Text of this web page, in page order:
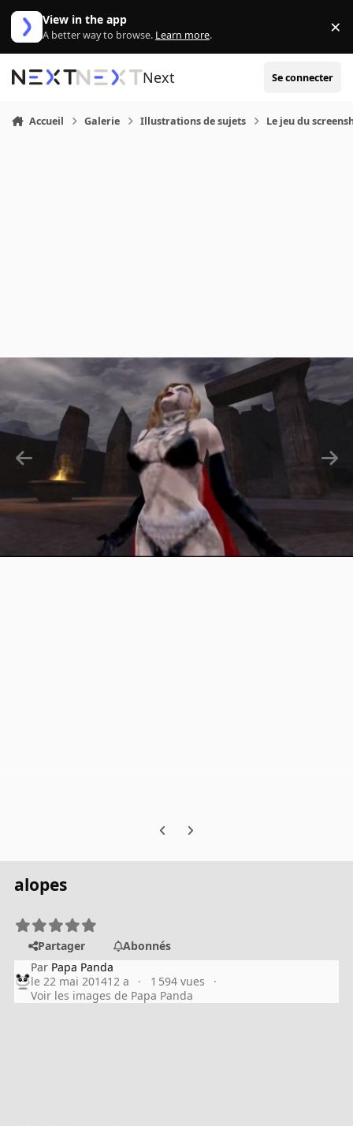
Aller au contenu
View in the app
A better way to browse. Learn more. ×
Next Se connecter
Accueil Galerie Illustrations de sujets Le jeu du
Previous carousel slide
Next carousel slide
alopes
Partager
Abonnés
Par Papa Panda
le 22 mai 201412 a
1 594 vues
Voir les images de Papa Panda